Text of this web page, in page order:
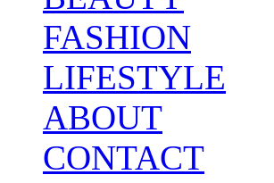
FASHION
LIFESTYLE
ABOUT
CONTACT